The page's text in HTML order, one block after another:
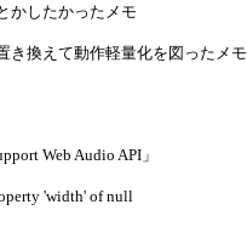
かしたかったメモ
き換えて動作軽量化を図ったメモ
Web Audio API」
'width' of null